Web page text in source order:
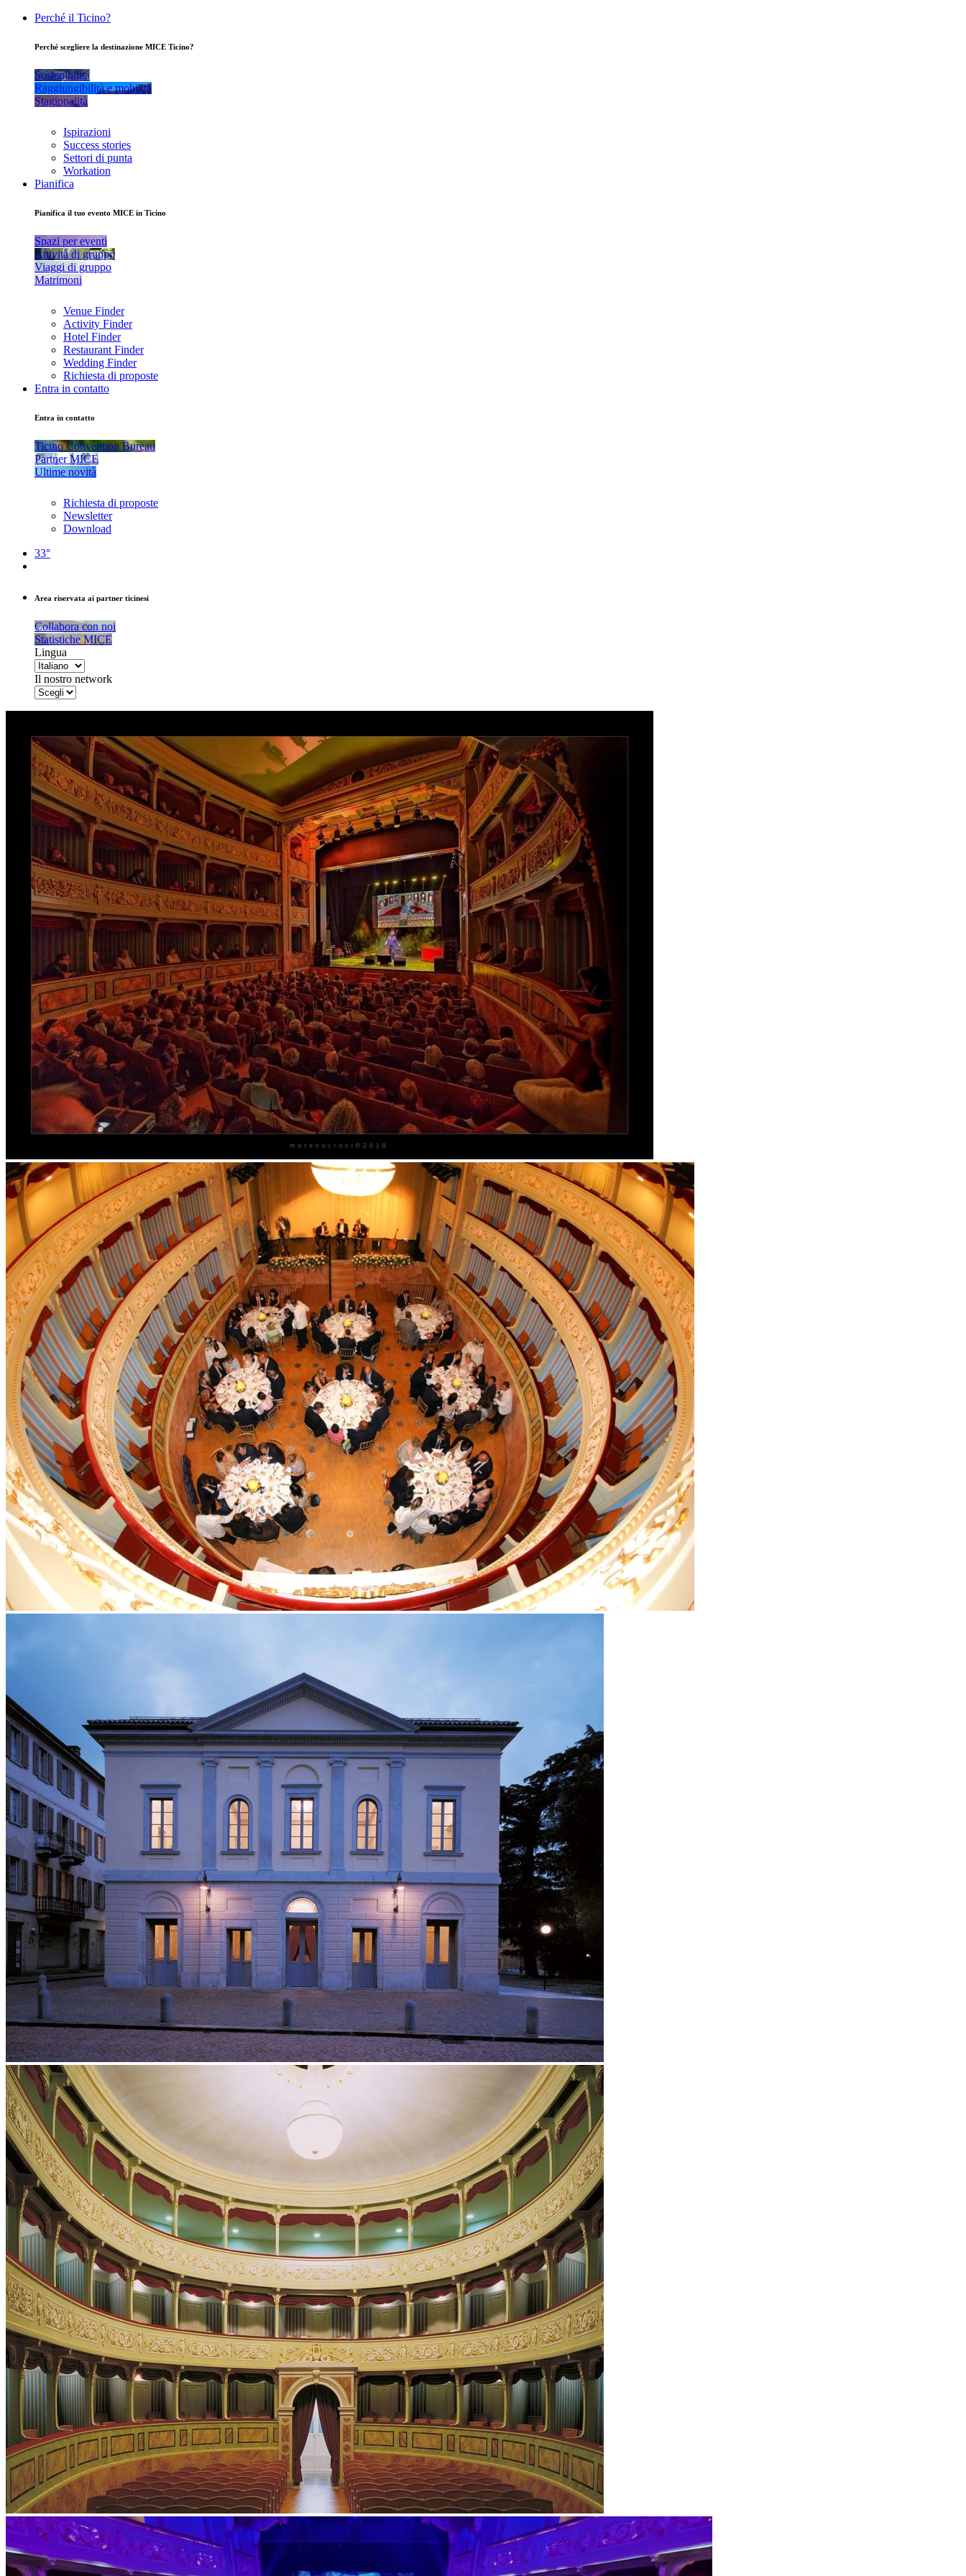
Perché il Ticino?
Perché scegliere la destinazione MICE Ticino?
Sostenibilità
Raggiungibilità e mobilità
Stagionalità
Ispirazioni
Success stories
Settori di punta
Workation
Pianifica
Pianifica il tuo evento MICE in Ticino
Spazi per eventi
Attività di gruppo
Viaggi di gruppo
Matrimoni
Venue Finder
Activity Finder
Hotel Finder
Restaurant Finder
Wedding Finder
Richiesta di proposte
Entra in contatto
Entra in contatto
Ticino Convention Bureau
Partner MICE
Ultime novità
Richiesta di proposte
Newsletter
Download
33°
Area riservata ai partner ticinesi
Collabora con noi
Statistiche MICE
Lingua
Il nostro network